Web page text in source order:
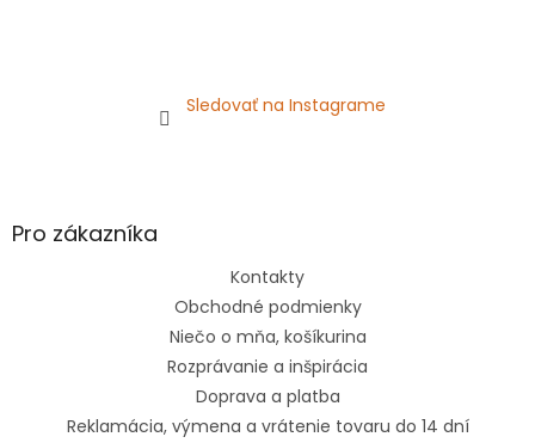
Sledovať na Instagrame
Pro zákazníka
Kontakty
Obchodné podmienky
Niečo o mňa, košíkurina
Rozprávanie a inšpirácia
Doprava a platba
Reklamácia, výmena a vrátenie tovaru do 14 dní